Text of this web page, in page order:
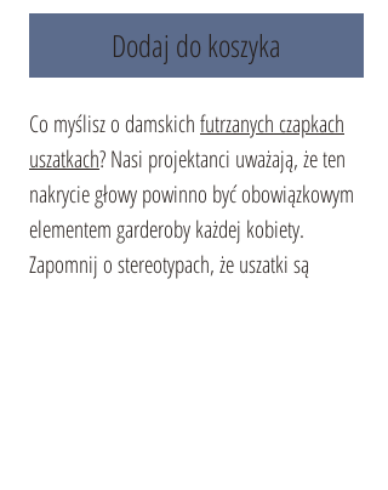
Dodaj do koszyka
Co myślisz o damskichfutrzanych czapkach
uszatkach? Nasi projektanci uważają, że ten
nakrycie głowy powinno być obowiązkowym
elementem garderoby każdej kobiety.
Zapomnij o stereotypach, że uszatki są